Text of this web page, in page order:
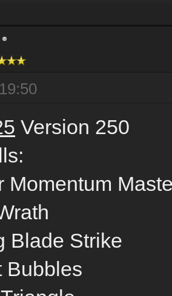
Version 250
Momentum
Blade Strike
Bubbles